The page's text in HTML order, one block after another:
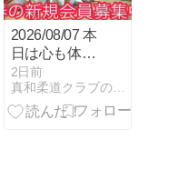
2026/08/07 本
日は心も体も
強くなる通常
練習 海老名市
柔道日記 真和
2日前
真和柔道クラブの柔道日記 海老名市の心も体も強くなる柔道教室